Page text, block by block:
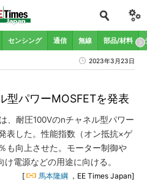
センシング 通信 無線 部品/材料
2023年3月23日
型パワーMOSFETを発表
、耐圧100Vのnチャネル型パワー
表した。性能指数（オン抵抗×ゲ
も向上させた。モーター制御や
電源などの用途に向ける。
[ 馬本隆綱 ，EE Times Japan]